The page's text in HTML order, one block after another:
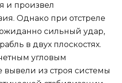
и произвел
Однако при отстреле
сильный удар,
в двух плоскостях.
угловым
вывели из строя системы